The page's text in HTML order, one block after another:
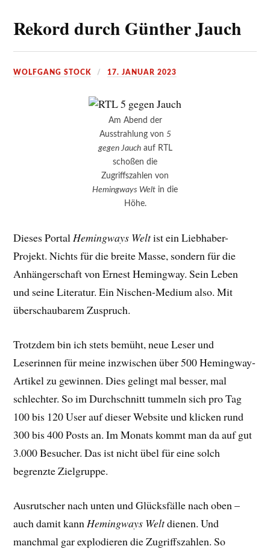
Rekord durch Günther Jauch
WOLFGANG STOCK 17. JANUAR 2023
Am Abend der
Ausstrahlung von 5
gegen Jauchauf RTL
schoßen die
Zugriffszahlen von
Hemingways Welt in die
Höhe.
Dieses PortalHemingways Weltist ein Liebhaber-
Projekt. Nichts für die breite Masse, sondern für die
Anhängerschaft von Ernest Hemingway. Sein Leben
und seine Literatur. Ein Nischen-Medium also. Mit
überschaubarem Zuspruch.
Trotzdem bin ich stets bemüht, neue Leser und
Leserinnen für meine inzwischen über 500 Hemingway-
Artikel zu gewinnen. Dies gelingt mal besser, mal
schlechter. So im Durchschnitt tummeln sich pro Tag
100 bis 120 User auf dieser Website und klicken rund
300 bis 400 Posts an. Im Monats kommt man da auf gut
3.000 Besucher. Das ist nicht übel für eine solch
begrenzte Zielgruppe.
Ausrutscher nach unten und Glücksfälle nach oben –
auch damit kannHemingways Weltdienen. Und
manchmal gar explodieren die Zugriffszahlen. So